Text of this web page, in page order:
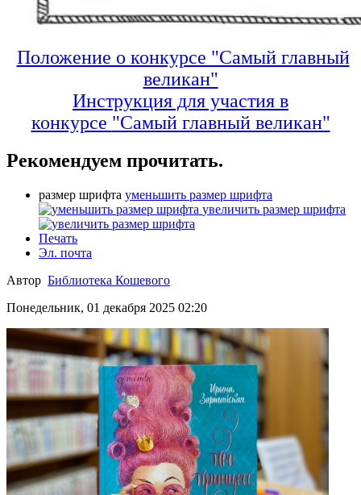
Положение о конкурсе "Самый главный
великан"
Инструкция для участия в
конкурсе "Самый главный великан"
Рекомендуем прочитать.
размер шрифта уменьшить размер шрифта
увеличить размер шрифта
Печать
Эл. почта
Автор Библиотека Кошевого
Понедельник, 01 декабря 2025 02:20